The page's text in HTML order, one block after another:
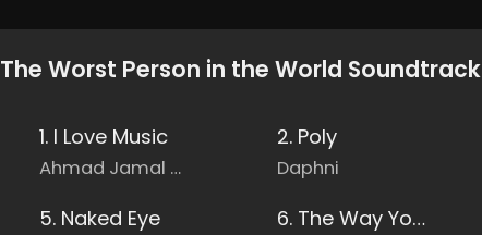
The Worst Person in the World Soundtrack
1. I Love Music
Ahmad Jamal Trio
2. Poly
Daphni
5. Naked Eye 6. The Way You Look Tonight